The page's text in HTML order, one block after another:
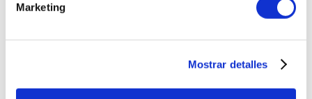
Marketing
Mostrar detalles